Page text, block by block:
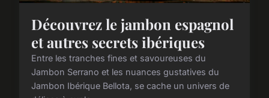
Découvrez le jambon espagnol
et autres secrets ibériques
Entre les tranches fines et savoureuses du
Jambon Serrano et les nuances gustatives du
Jambon Ibérique Bellota, se cache un univers de